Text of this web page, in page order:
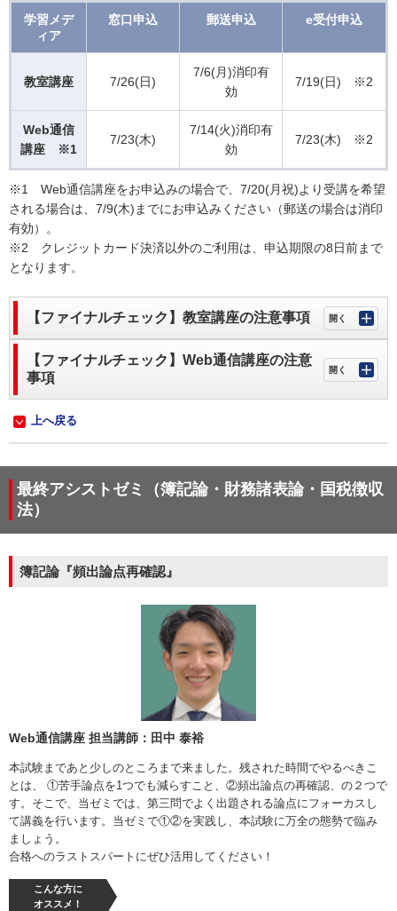
学習メデ
ィア
窓口申込 郵送申込 e受付申込
教室講座 7/26(日)
7/6(月)消印有
効
7/19(日) ※2
Web通信
講座 ※1
7/23(木)
7/14(火)消印有
効
7/23(木) ※2
※1 Web通信講座をお申込みの場合で、7/20(月祝)より受講を希望
される場合は、7/9(木)までにお申込みください（郵送の場合は消印
有効）。
※2 クレジットカード決済以外のご利用は、申込期限の8日前まで
となります。
【ファイナルチェック】教室講座の注意事項
【ファイナルチェック】Web通信講座の注意
事項
上へ戻る
最終アシストゼミ（簿記論・財務諸表論・国税徴収
法）
簿記論『頻出論点再確認』
Web通信講座 担当講師：田中 泰裕
本試験まであと少しのところまで来ました。残された時間でやるべきこ
とは、 ①苦手論点を1つでも減らすこと、②頻出論点の再確認、の２つで
す。そこで、当ゼミでは、第三問でよく出題される論点にフォーカスし
て講義を行います。当ゼミで①②を実践し、本試験に万全の態勢で臨み
ましょう。
合格へのラストスパートにぜひ活用してください！
こんな方に
オススメ！